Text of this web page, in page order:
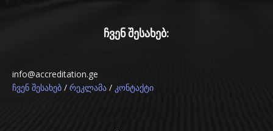
ჩვენ შესახებ:
info@accreditation.ge
ჩვენ შესახებ / რეკლამა / კონტაქტი